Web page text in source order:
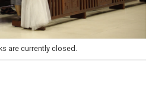
are currently closed.